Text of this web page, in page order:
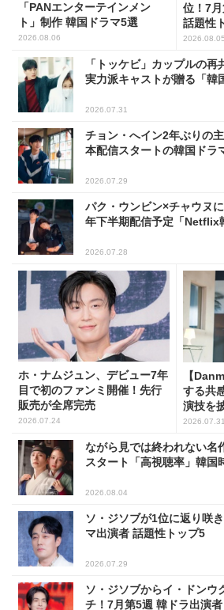
「PANエンターテインメン
ト」制作 韓国ドラマ5選
2026.08.06
位！7
話題性
2026.08.05
「トッケビ」カップルの
実力派キャストが贈る「韓
2026.07.31
チョン・へイン2年ぶりの
本配信スタートの韓国ドラ
2026.07.29
パク・ウンビン×チャウヌ
年下半期配信予定「Netflix
2026.07.28
ホ・ナムジュン、デビュー7年
目で初のファンミ開催！先行
販売が全席完売
2026.07.24
【
する共
演技を
スが1位
2026.07.31
ながら見では終われない名
スタート「高視聴率」韓国
2026.08.04
ソ・ジソブが1位に返り咲
マ出演者 話題性トップ5
2026.07.29
ソ・ジソブからイ・ドンウ
チ！7月第5週 韓ドラ出演